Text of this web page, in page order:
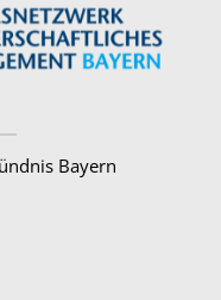
Bayern